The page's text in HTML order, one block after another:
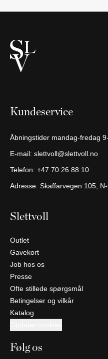
Fortsæt
med at
handle
Kundeservice
Åbningstider mandag-fredag
E-mail: slettvoll@slettvoll.no
Telefon: +47 70 26 88 10
Adresse: Skaffarvegen 105,
Slettvoll
Outlet
Gavekort
Job hos os
Presse
Ofte stillede spørgsmål
Betingelser og vilkår
Katalog
Følg os